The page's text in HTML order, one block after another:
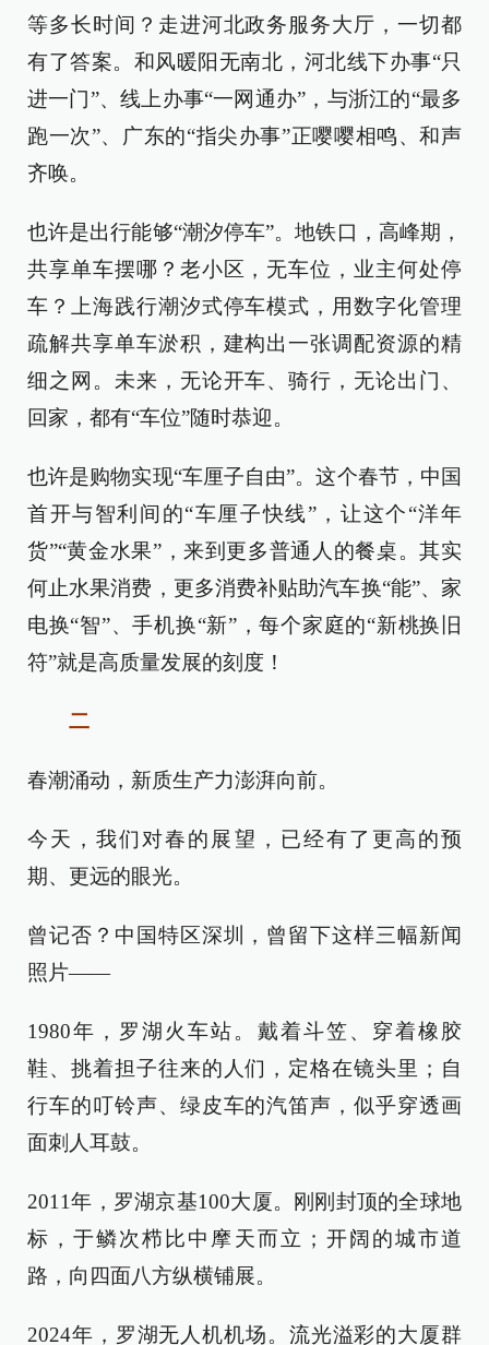
等多长时间？走进河北政务服务大厅，一切都
有了答案。和风暖阳无南北，河北线下办事“只
进一门”、线上办事“一网通办”，与浙江的“最多
跑一次”、广东的“指尖办事”正嘤嘤相鸣、和声
齐唤。
也许是出行能够“潮汐停车”。地铁口，高峰期，
共享单车摆哪？老小区，无车位，业主何处停
车？上海践行潮汐式停车模式，用数字化管理
疏解共享单车淤积，建构出一张调配资源的精
细之网。未来，无论开车、骑行，无论出门、
回家，都有“车位”随时恭迎。
也许是购物实现“车厘子自由”。这个春节，中国
首开与智利间的“车厘子快线”，让这个“洋年
货”“黄金水果”，来到更多普通人的餐桌。其实
何止水果消费，更多消费补贴助汽车换“能”、家
电换“智”、手机换“新”，每个家庭的“新桃换旧
符”就是高质量发展的刻度！
二
春潮涌动，新质生产力澎湃向前。
今天，我们对春的展望，已经有了更高的预
期、更远的眼光。
曾记否？中国特区深圳，曾留下这样三幅新闻
照片——
1980年，罗湖火车站。戴着斗笠、穿着橡胶
鞋、挑着担子往来的人们，定格在镜头里；自
行车的叮铃声、绿皮车的汽笛声，似乎穿透画
面刺人耳鼓。
2011年，罗湖京基100大厦。刚刚封顶的全球地
标，于鳞次栉比中摩天而立；开阔的城市道
路，向四面八方纵横铺展。
2024年，罗湖无人机机场。流光溢彩的大厦群